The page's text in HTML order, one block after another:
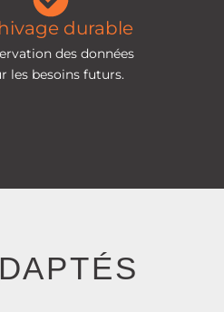
durable
des données
les besoins futurs.